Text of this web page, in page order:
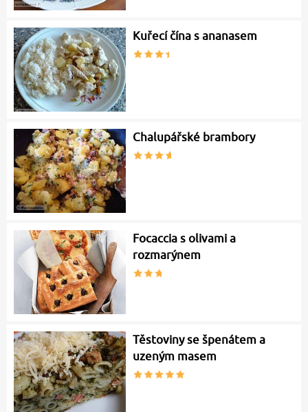
Kuřecí čína s ananasem
Chalupářské brambory
Focaccia s olivami a
rozmarýnem
Těstoviny se špenátem a
uzeným masem